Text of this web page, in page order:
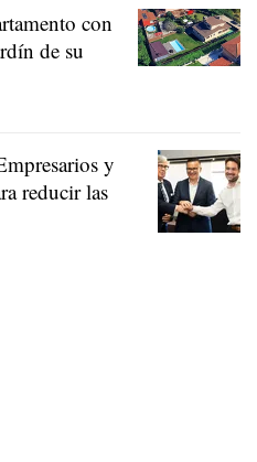
con
de su
y
reducir las